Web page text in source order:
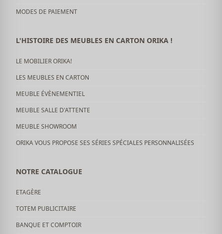
MODES DE PAIEMENT
L'HISTOIRE DES MEUBLES EN CARTON ORIKA !
LE MOBILIER ORIKA!
LES MEUBLES EN CARTON
MEUBLE ÉVÈNEMENTIEL
MEUBLE SALLE D'ATTENTE
MEUBLE SHOWROOM
ORIKA VOUS PROPOSE SES SÉRIES SPÉCIALES PERSONNALISÉES
NOTRE CATALOGUE
ETAGÈRE
TOTEM PUBLICITAIRE
BANQUE ET COMPTOIR